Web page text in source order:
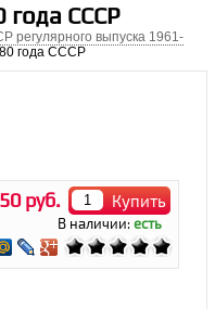
года СССР
регулярного выпуска 1961-
года СССР
50 руб. Купить
В наличии:есть